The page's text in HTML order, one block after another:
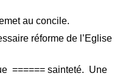
au concile.
réforme de l’Eglise
====== sainteté. Une